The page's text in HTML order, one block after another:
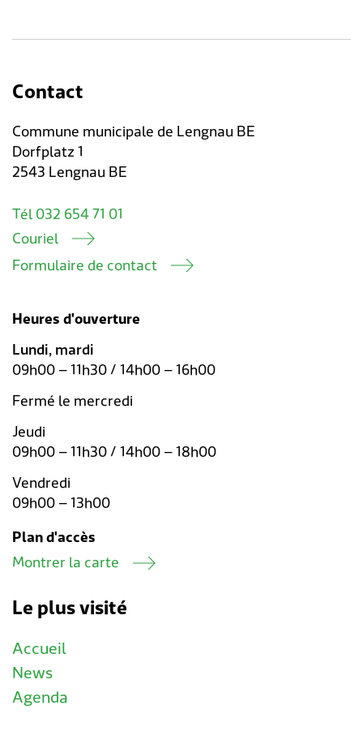
Contact
Commune municipale de Lengnau BE
Dorfplatz 1
2543 Lengnau BE
Tél 032 654 71 01
Couriel
Formulaire de contact
Heures d'ouverture
Lundi, mardi
09h00 – 11h30 / 14h00 – 16h00
Fermé le mercredi
Jeudi
09h00 – 11h30 / 14h00 – 18h00
Vendredi
09h00 – 13h00
Plan d'accès
Montrer la carte
Le plus visité
Accueil
News
Agenda